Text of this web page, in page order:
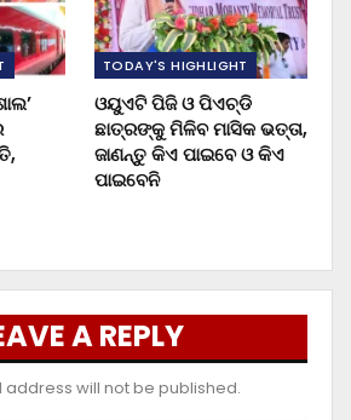
TODAY'S HIGHLIGHT
ଓୟୁଏଟି ପିଜି ଓ ପିଏଚ୍‌ଡି
ଛାତ୍ରଙ୍କୁ ମିଳିବ ମାସିକ ଭତ୍ତା,
ଜାଣନ୍ତୁ କିଏ ପାଇବେ ଓ କିଏ
ପାଇବେନି
A REPLY
address will not be published.